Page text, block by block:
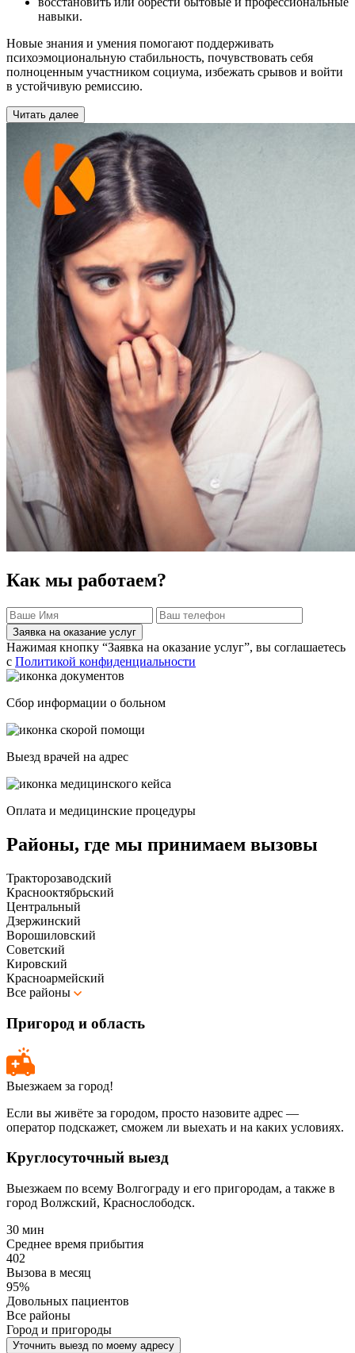
навыки.
Новые знания и умения помогают поддерживать
психоэмоциональную стабильность, почувствовать себя
полноценным участником социума, избежать срывов и войти
в устойчивую ремиссию.
Читать далее
Как мы работаем?
Заявка на оказание услуг
Нажимая кнопку “Заявка на оказание услуг”, вы соглашаетесь
с Политикой конфиденциальности
Сбор информации о больном
Выезд врачей на адрес
Оплата и медицинские процедуры
Районы, где мы принимаем вызовы
Тракторозаводский
Краснооктябрьский
Центральный
Дзержинский
Ворошиловский
Советский
Кировский
Красноармейский
Все районы
Пригород и область
Выезжаем за город!
Если вы живёте за городом, просто назовите адрес —
оператор подскажет, сможем ли выехать и на каких условиях.
Круглосуточный выезд
Выезжаем по всему Волгограду и его пригородам, а также в
город Волжский, Краснослободск.
30 мин
Среднее время прибытия
402
Вызова в месяц
95%
Довольных пациентов
Все районы
Город и пригороды
Уточнить выезд по моему адресу